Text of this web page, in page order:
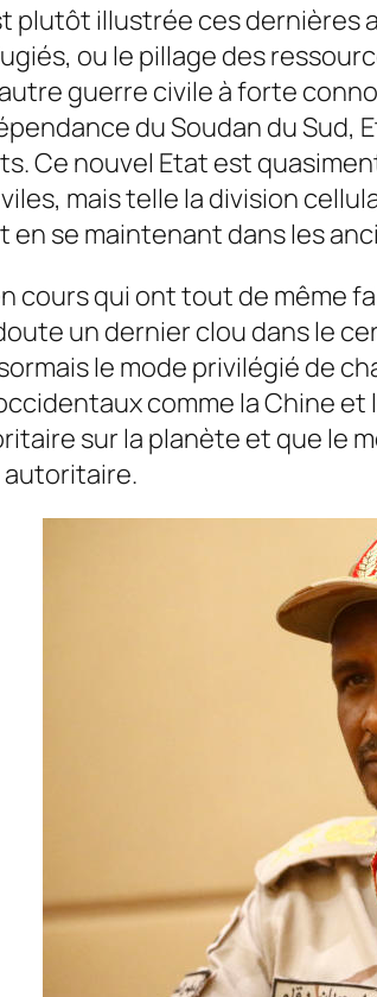
plutôt illustrée ces dernières
ou le pillage des
guerre civile à forte
du Soudan du
Ce nouvel Etat est
mais telle la division
en se maintenant dans les
cours qui ont tout de même
un dernier clou dans le
le mode privilégié de
comme la Chine
sur la planète et que le
autoritaire.